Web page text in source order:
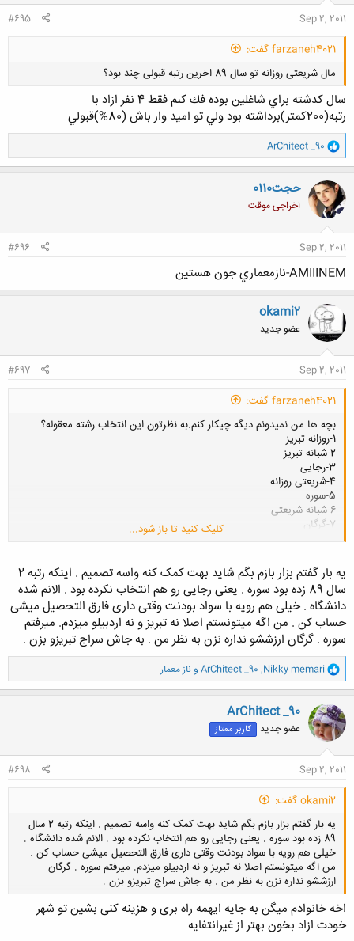
Sep 2, 2011
#695
farzaneh4021 گفت:
مال شریعتی روزانه تو سال 89 اخرین رتبه قبولی چند بود؟
سال كدشته براي شاغلين بوده فك كنم فقط 4 نفر ازاد با
رتبه(200كمتر)برداشته بود ولي تو اميد وار باش (80%)قبولي
و
ا
ک
ن
ش
ه
ا
ArChitect _90
حجت0110
اخراجی موقت
Sep 2, 2011
#696
AMIIINEM-نازمعماري جون هستين
okami2
عضو جدید
Sep 2, 2011
#697
farzaneh4021 گفت:
بچه ها من نمیدونم دیگه چیکار کنم.به نظرتون این انتخاب رشته معقوله؟
1-روزانه تبریز
2-شبانه تبریز
3-رجایی
4-شریعتی روزانه
5-سوره
6-شبانه شریعتی
7-گرگان
نظرتون؟
کلیک کنید تا باز شود...
یه بار گفتم بزار بازم بگم شاید بهت کمک کنه واسه تصمیم . اینکه رتبه 2
سال 89 زده بود سوره . یعنی رجایی رو هم انتخاب نکرده بود . الانم شده
دانشگاه . خیلی هم رویه با سواد بودنت وقتی داری فارق التحصیل میشی
حساب کن . من اگه میتونستم اصلا نه تبریز و نه اردبیلو میزدم. میرفتم
سوره . گرگان ارزششو نداره نزن به نظر من . به جاش سراج تبریزو بزن .
و
ا
ک
ن
ش
ه
ا
Nikky memari
,
ArChitect _90 و ناز معمار
ArChitect _90
عضو جدید کاربر ممتاز
Sep 2, 2011
#698
okami2 گفت:
یه بار گفتم بزار بازم بگم شاید بهت کمک کنه واسه تصمیم . اینکه رتبه 2 سال
89 زده بود سوره . یعنی رجایی رو هم انتخاب نکرده بود . الانم شده دانشگاه .
خیلی هم رویه با سواد بودنت وقتی داری فارق التحصیل میشی حساب کن .
من اگه میتونستم اصلا نه تبریز و نه اردبیلو میزدم. میرفتم سوره . گرگان
ارزششو نداره نزن به نظر من . به جاش سراج تبریزو بزن .
کلیک کنید تا باز شود...
اخه خانوادم میگن به جایه ایهمه راه بری و هزینه کنی بشین تو شهر
خودت ازاد بخون بهتر از غیرانتفایه